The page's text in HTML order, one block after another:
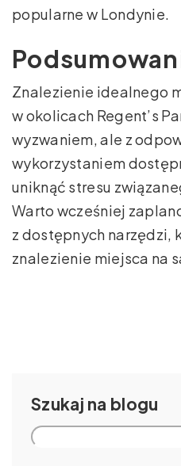
popularne w Londynie.
Znalezienie idealnego
w okolicach Regent’s
wyzwaniem, ale z
wykorzystaniem
uniknąć stresu
Warto wcześniej
z dostępnych narzędzi,
znalezienie miejsca na
Szukaj